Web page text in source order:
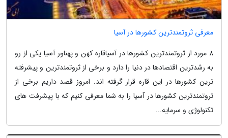
معرفی ثروتمندترین کشورها در آسیا
8 مورد از ثروتمندترین کشورها در آسیاقاره کهن و پهناور آسیا یکی از رو
به رشدترین اقتصادها در دنیا را دارد و برخی از ثروتمندترین و پیشرفته
ترین کشورها در این قاره قرار گرفته اند. امروز قصد داریم برخی از
ثروتمندترین کشورها در آسیا را به شما معرفی کنیم که با پیشرفت های
تکنولوژی و سرمایه...